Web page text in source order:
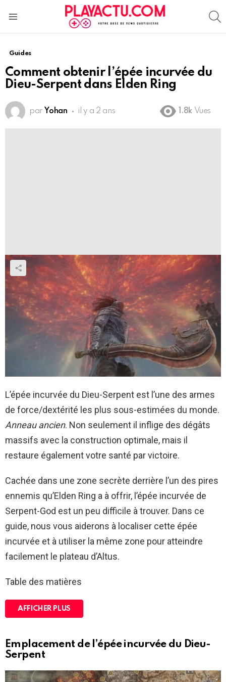
Guides
Comment obtenir l’épée incurvée du
Dieu-Serpent dans Elden Ring
par Yohan il y a 2 ans 1.8k Vues
L’épée incurvée du Dieu-Serpent est l’une des armes
de force/dextérité les plus sous-estimées du monde.
Anneau ancien. Non seulement il inflige des dégâts
massifs avec la construction optimale, mais il
restaure également votre santé par victoire.
Cachée dans une zone secrète derrière l’un des pires
ennemis qu’Elden Ring a à offrir, l’épée incurvée de
Serpent-God est un peu difficile à trouver. Dans ce
guide, nous vous aiderons à localiser cette épée
incurvée et à utiliser la même zone pour atteindre
facilement le plateau d’Altus.
Table des matières
AFFICHER PLUS
Emplacement de l’épée incurvée du Dieu-
Serpent